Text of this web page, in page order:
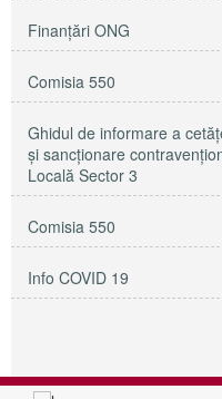
Finanțări ONG
Comisia 550
Ghidul de informare a
și sancționare
Locală Sector 3
Comisia 550
Info COVID 19